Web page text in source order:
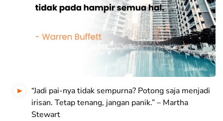
“Jadi pai-nya tidak sempurna? Potong saja menjadi
irisan. Tetap tenang, jangan panik.” – Martha
Stewart